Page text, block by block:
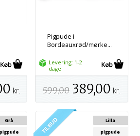
kr.
Pigpude i
Bordeauxrød/mørke...
Levering: 1-2
dage
599,00 389,00 kr.
Grå
pigpude
Lilla
pigpude